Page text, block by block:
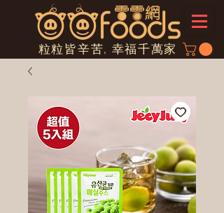
粒粒皆辛苦, 幸福千萬家